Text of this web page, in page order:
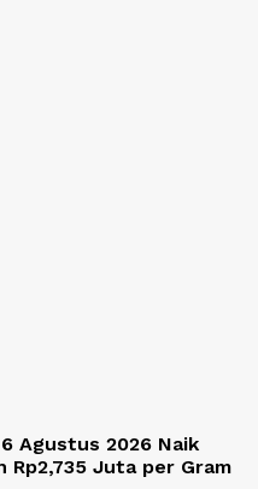
Agustus 2026 Naik
Rp2,735 Juta per Gram